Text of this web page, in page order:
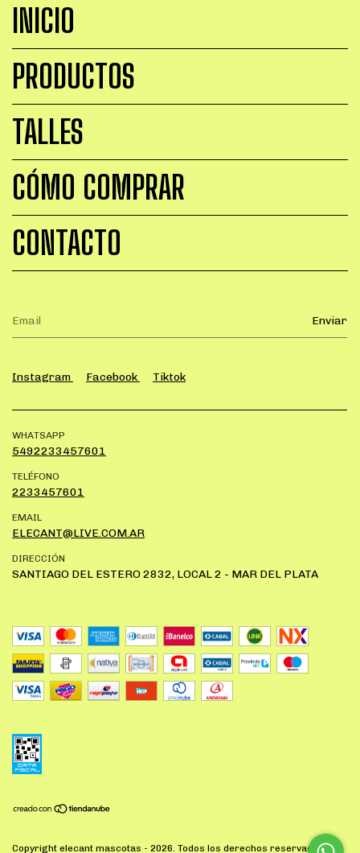
INICIO
PRODUCTOS
TALLES
CÓMO COMPRAR
CONTACTO
Instagram Facebook Tiktok
WHATSAPP
5492233457601
TELÉFONO
2233457601
EMAIL
ELECANT@LIVE.COM.AR
DIRECCIÓN
SANTIAGO DEL ESTERO 2832, LOCAL 2 - MAR DEL PLATA
Copyright elecant mascotas - 2026. Todos los derechos reservados.